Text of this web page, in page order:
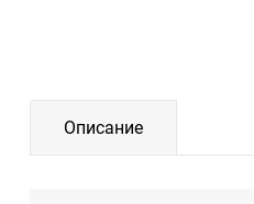
Описание